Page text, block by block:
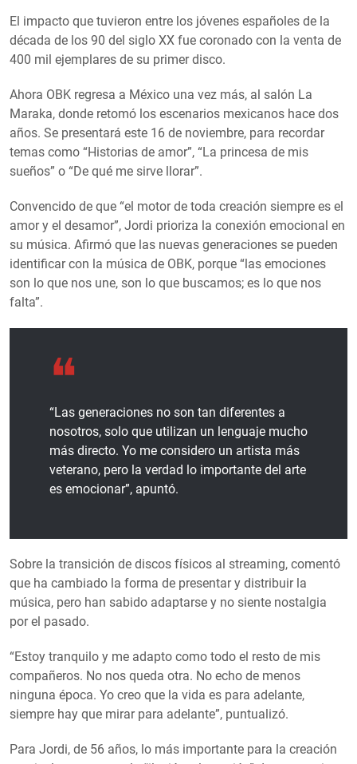
El impacto que tuvieron entre los jóvenes españoles de la
década de los 90 del siglo XX fue coronado con la venta de
400 mil ejemplares de su primer disco.
Ahora OBK regresa a México una vez más, al salón La
Maraka, donde retomó los escenarios mexicanos hace dos
años. Se presentará este 16 de noviembre, para recordar
temas como “Historias de amor”, “La princesa de mis
sueños” o “De qué me sirve llorar”.
Convencido de que “el motor de toda creación siempre es el
amor y el desamor”, Jordi prioriza la conexión emocional en
su música. Afirmó que las nuevas generaciones se pueden
identificar con la música de OBK, porque “las emociones
son lo que nos une, son lo que buscamos; es lo que nos
falta”.
“Las generaciones no son tan diferentes a
nosotros, solo que utilizan un lenguaje mucho
más directo. Yo me considero un artista más
veterano, pero la verdad lo importante del arte
es emocionar”, apuntó.
Sobre la transición de discos físicos al streaming, comentó
que ha cambiado la forma de presentar y distribuir la
música, pero han sabido adaptarse y no siente nostalgia
por el pasado.
“Estoy tranquilo y me adapto como todo el resto de mis
compañeros. No nos queda otra. No echo de menos
ninguna época. Yo creo que la vida es para adelante,
siempre hay que mirar para adelante”, puntualizó.
Para Jordi, de 56 años, lo más importante para la creación